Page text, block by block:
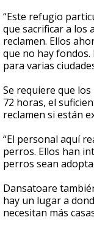
“Este refugio
que sacrificar a los
reclamen. Ellos
que no hay fondos.
para varias
Se requiere que
72 horas, el
reclamen si están
“El personal aquí
perros. Ellos han
perros sean
Dansatoare
hay un lugar a
necesitan más